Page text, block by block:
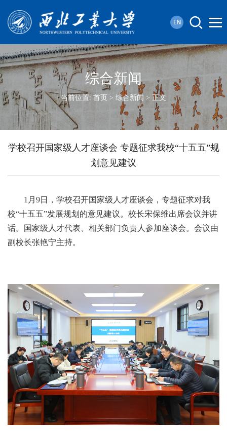
综合新闻
当前位置: 首页 > 综合新闻 > 正文
学校召开国家级人才座谈会 专题征求我校“十五五”规
划意见建议
1月9日，学校召开国家级人才座谈会，专题征求对我
校“十五五”发展规划的意见建议。校长宋保维出席会议并讲
话。国家级人才代表、相关部门负责人参加座谈会。会议由
副校长张艳宁主持。